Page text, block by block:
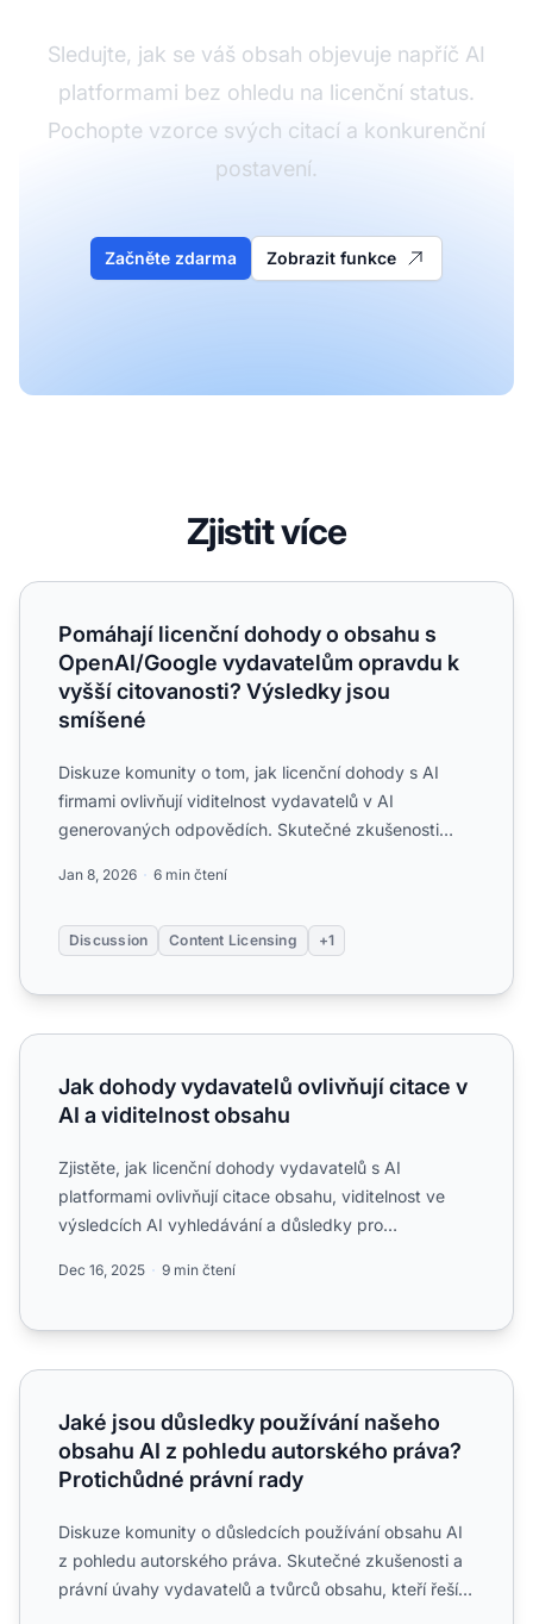
Sledujte, jak se váš obsah objevuje napříč AI
platformami bez ohledu na licenční status.
Pochopte vzorce svých citací a konkurenční
postavení.
Začněte zdarma Zobrazit funkce
Zjistit více
Pomáhají licenční dohody o obsahu s OpenAI/Google
Pomáhají licenční dohody o obsahu s
OpenAI/Google vydavatelům opravdu k
vyšší citovanosti? Výsledky jsou
smíšené
Diskuze komunity o tom, jak licenční dohody s AI
firmami ovlivňují viditelnost vydavatelů v AI
generovaných odpovědích. Skutečné zkušenosti
Jan 8, 2026 6 min čtení
Discussion Content Licensing +1
Jak dohody vydavatelů ovlivňují citace v AI a viditelnost
Jak dohody vydavatelů ovlivňují citace v
AI a viditelnost obsahu
Zjistěte, jak licenční dohody vydavatelů s AI
platformami ovlivňují citace obsahu, viditelnost ve
výsledcích AI vyhledávání a důsledky pro
Dec 16, 2025 9 min čtení
Jaké jsou důsledky používání našeho obsahu AI z
Jaké jsou důsledky používání našeho
obsahu AI z pohledu autorského práva?
Protichůdné právní rady
Diskuze komunity o důsledcích používání obsahu AI
z pohledu autorského práva. Skutečné zkušenosti a
právní úvahy vydavatelů a tvůrců obsahu, kteří řeší